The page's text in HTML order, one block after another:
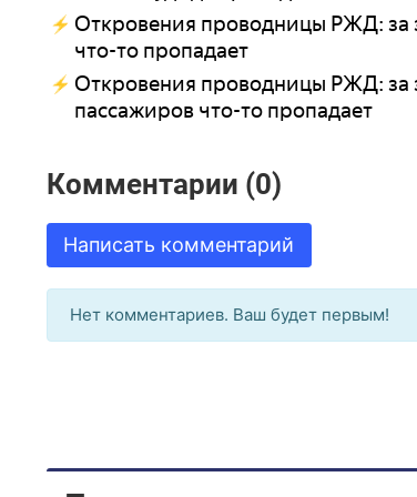
Откровения проводницы РЖД: за
что-то пропадает
Откровения проводницы РЖД: за
пассажиров что-то пропадает
Комментарии (0)
Написать комментарий
Нет комментариев. Ваш будет первым!